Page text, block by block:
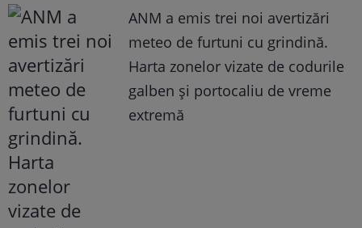
ANM a emis trei noi avertizări
meteo de furtuni cu grindină.
Harta zonelor vizate de codurile
galben și portocaliu de vreme
extremă